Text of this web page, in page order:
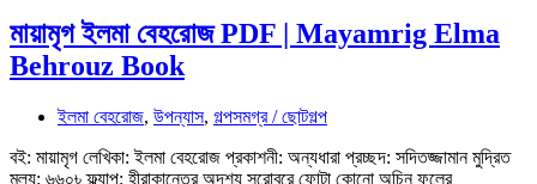
মায়ামৃগ ইলমা বেহরোজ PDF | Mayamrig Elma
Behrouz Book
ইলমা বেহরোজ, উপন্যাস, গল্পসমগ্র / ছোটগল্প
বই: মায়ামৃগ লেখিকা: ইলমা বেহরোজ প্রকাশনী: অন্যধারা প্রচ্ছদ: সদিতজ্জামান মুদ্রিত
মূল্য: ৬৬০৳ ফ্ল্যাপ: হীরাকান্তের অদৃশ্য সরোবরে ফোটা কোনো অচিন ফুলের